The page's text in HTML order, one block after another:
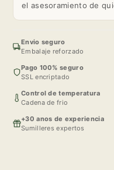
el asesoramiento de
Envio seguro
Embalaje reforzado
Pago 100% seguro
SSL encriptado
Control de temperatura
Cadena de frio
+30 anos de experiencia
Sumilleres expertos